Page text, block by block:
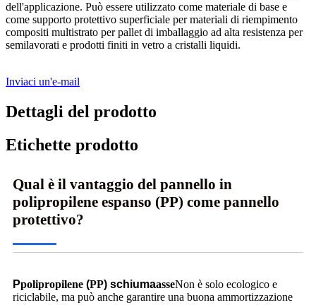
dell'applicazione. Può essere utilizzato come materiale di base e
come supporto protettivo superficiale per materiali di riempimento
compositi multistrato per pallet di imballaggio ad alta resistenza per
semilavorati e prodotti finiti in vetro a cristalli liquidi.
Inviaci un'e-mail
Dettagli del prodotto
Etichette prodotto
Qual è il vantaggio del pannello in
polipropilene espanso (PP) come pannello
protettivo?
Ppolipropilene (PP) schiumaasseNon è solo ecologico e
riciclabile, ma può anche garantire una buona ammortizzazione